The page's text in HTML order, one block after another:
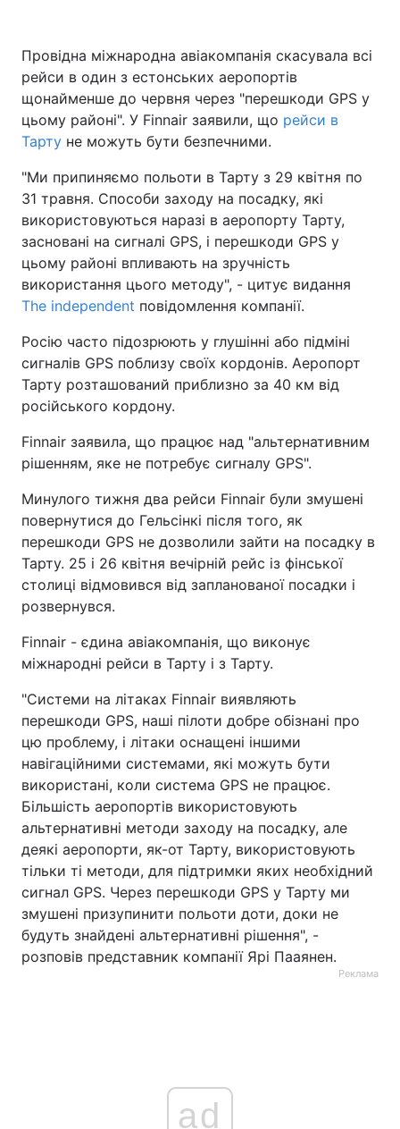
Провідна міжнародна авіакомпанія скасувала всі
рейси в один з естонських аеропортів
щонайменше до червня через "перешкоди GPS у
цьому районі". У Finnair заявили, що рейси в
Тарту не можуть бути безпечними.
"Ми припиняємо польоти в Тарту з 29 квітня по
31 травня. Способи заходу на посадку, які
використовуються наразі в аеропорту Тарту,
засновані на сигналі GPS, і перешкоди GPS у
цьому районі впливають на зручність
використання цього методу", - цитує видання
The independent повідомлення компанії.
Росію часто підозрюють у глушінні або підміні
сигналів GPS поблизу своїх кордонів. Аеропорт
Тарту розташований приблизно за 40 км від
російського кордону.
Finnair заявила, що працює над "альтернативним
рішенням, яке не потребує сигналу GPS".
Минулого тижня два рейси Finnair були змушені
повернутися до Гельсінкі після того, як
перешкоди GPS не дозволили зайти на посадку в
Тарту. 25 і 26 квітня вечірній рейс із фінської
столиці відмовився від запланованої посадки і
розвернувся.
Finnair - єдина авіакомпанія, що виконує
міжнародні рейси в Тарту і з Тарту.
"Системи на літаках Finnair виявляють
перешкоди GPS, наші пілоти добре обізнані про
цю проблему, і літаки оснащені іншими
навігаційними системами, які можуть бути
використані, коли система GPS не працює.
Більшість аеропортів використовують
альтернативні методи заходу на посадку, але
деякі аеропорти, як-от Тарту, використовують
тільки ті методи, для підтримки яких необхідний
сигнал GPS. Через перешкоди GPS у Тарту ми
змушені призупинити польоти доти, доки не
будуть знайдені альтернативні рішення", -
розповів представник компанії Ярі Пааянен.
Реклама
ad